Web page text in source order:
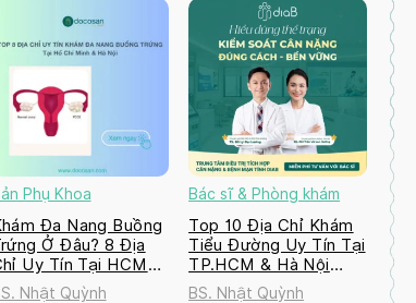
Phụ Khoa
Đa Nang Buồng
Ở Đâu? 8 Địa
Uy Tín Tại HCM
Hà Nội 2026
Nhật Quỳnh
Bác sĩ & Phòng khám
Top 10 Địa Chỉ Khám
Tiểu Đường Uy Tín Tại
TP.HCM & Hà Nội
2026
BS. Nhật Quỳnh